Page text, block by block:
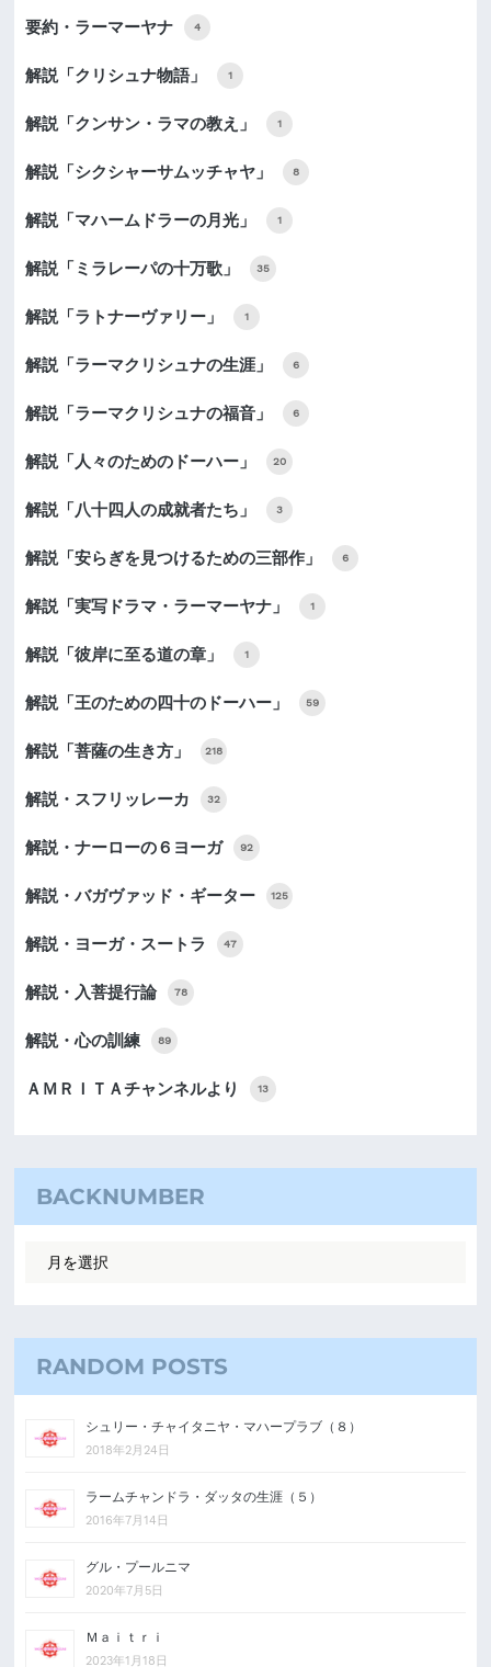
要約・ラーマーヤナ 4
解説「クリシュナ物語」 1
解説「クンサン・ラマの教え」 1
解説「シクシャーサムッチャヤ」 8
解説「マハームドラーの月光」 1
解説「ミラレーパの十万歌」 35
解説「ラトナーヴァリー」 1
解説「ラーマクリシュナの生涯」 6
解説「ラーマクリシュナの福音」 6
解説「人々のためのドーハー」 20
解説「八十四人の成就者たち」 3
解説「安らぎを見つけるための三部作」 6
解説「実写ドラマ・ラーマーヤナ」 1
解説「彼岸に至る道の章」 1
解説「王のための四十のドーハー」 59
解説「菩薩の生き方」 218
解説・スフリッレーカ 32
解説・ナーローの６ヨーガ 92
解説・バガヴァッド・ギーター 125
解説・ヨーガ・スートラ 47
解説・入菩提行論 78
解説・心の訓練 89
ＡＭＲＩＴＡチャンネルより 13
BACKNUMBER
RANDOM POSTS
シュリー・チャイタニヤ・マハープラブ（８）
2018年2月24日
ラームチャンドラ・ダッタの生涯（５）
2016年7月14日
グル・プールニマ
2020年7月5日
Ｍａｉｔｒｉ
2023年1月18日